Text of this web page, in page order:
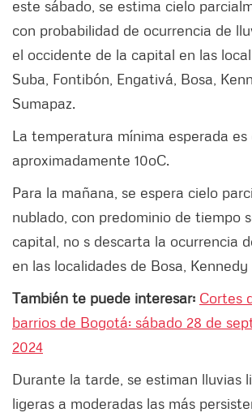
este sábado, se estima cielo
con probabilidad de ocurrencia de
el occidente de la capital en las
Suba, Fontibón, Engativá, Bosa,
Sumapaz.
La temperatura mínima esperada es
aproximadamente 10oC.
Para la mañana, se espera cielo
nublado, con predominio de tiempo
capital, no s descarta la ocurrencia
en las localidades de Bosa, Kennedy
También te puede interesar: Cortes
barrios de Bogotá: sábado 28 de
2024
Durante la tarde, se estiman lluvias
ligeras a moderadas las más